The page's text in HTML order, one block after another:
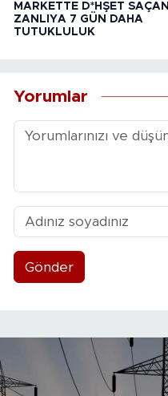
MARKETTE D*HŞET SAÇAN
ZANLIYA 7 GÜN DAHA
TUTUKLULUK
Yorumlar
Gönder